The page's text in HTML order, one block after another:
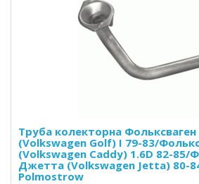
Труба колекторна
(Volkswagen Golf) I 79-83/
(Volkswagen Caddy) 1.6D 82-85/
Джетта (Volkswagen Jetta) 80-
Polmostrow